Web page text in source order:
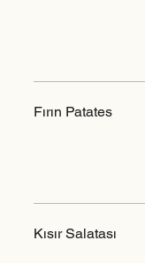
Fırın Patates
Kısır Salatası